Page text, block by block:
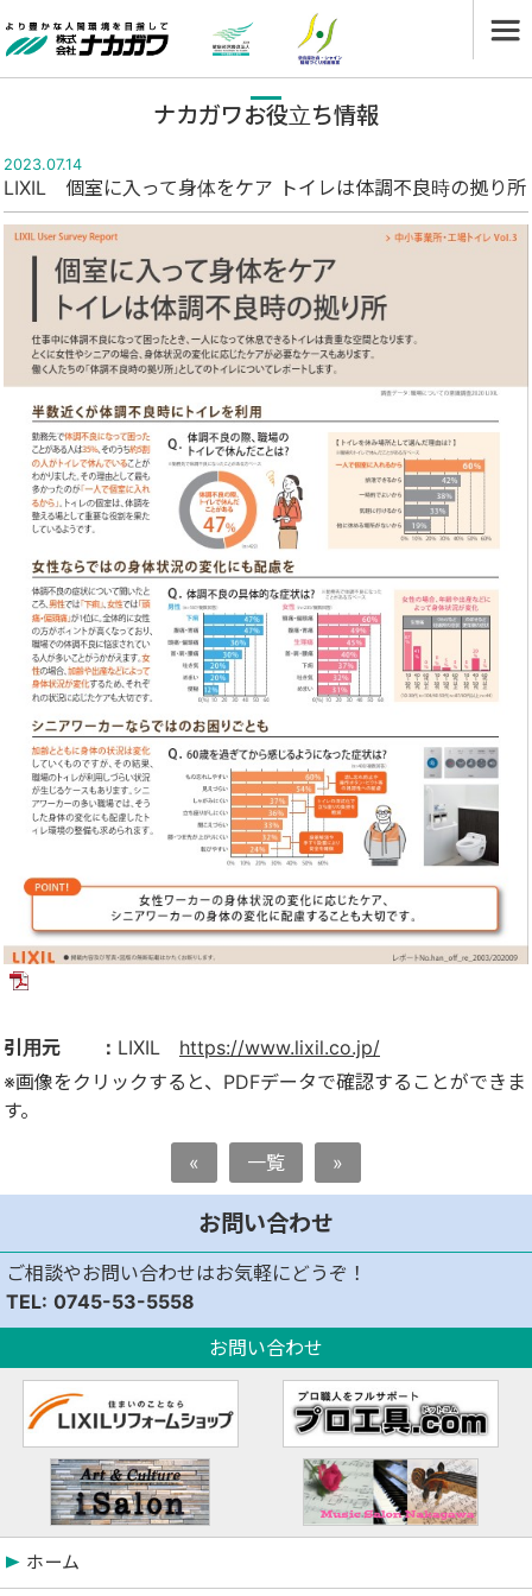
ナカガワお役立ち情報
2023.07.14
LIXIL 個室に入って身体をケア トイレは体調不良時の拠り所
引用元 ： LIXIL https://www.lixil.co.jp/
※画像をクリックすると、PDFデータで確認することができま
す。
« 一覧 »
お問い合わせ
ご相談やお問い合わせはお気軽にどうぞ！
0745-53-5558
お問い合わせ
ホーム